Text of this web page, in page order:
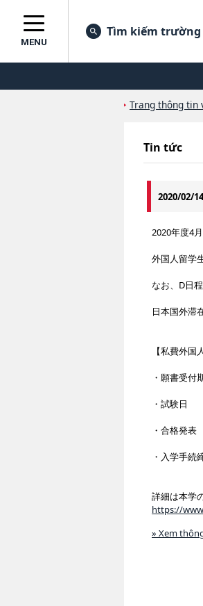
MENU
Tìm kiếm trường
Trang thông tin
Tin tức
2020/02/
2020年度4
外国人留学
なお、D日
日本国外滞
【私費外
・願書受
・試験日
・合格発
・入学手続
詳細は本学
https://
» Xem